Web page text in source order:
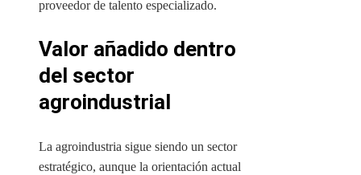
proveedor de talento especializado.
Valor añadido dentro
del sector
agroindustrial
La agroindustria sigue siendo un sector
estratégico, aunque la orientación actual